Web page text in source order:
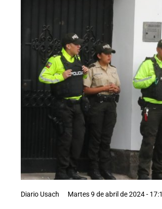
Diario Usach Martes 9 de abril de 2024 -